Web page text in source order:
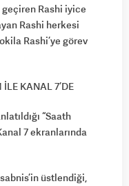
Rashi iyice
Rashi herkesi
Rashi’ye görev
KANAL 7’DE
“Saath
7 ekranlarında
üstlendiği,